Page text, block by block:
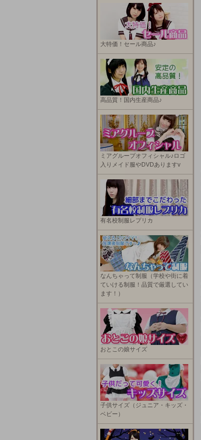
大特価！セール商品♪
高品質！国内生産商品♪
ミアグループオフィシャル♪ロゴ
入りメイド服やDVDありますv
有名校制服レプリカ
なんちゃって制服（学校や街に着
ていける制服！品質で厳選してい
ます！）
おとこの娘サイズ
子供サイズ（ジュニア・キッズ・
ベビー）